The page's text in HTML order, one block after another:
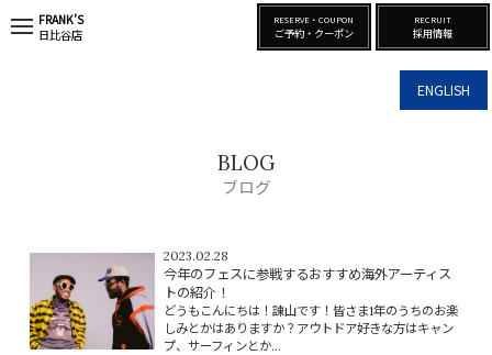
ENGLISH
FRANK’S
日比谷店
RESERVE・COUPON
ご予約・クーポン
RECRUIT
採用情報
BLOG
ブログ
2023.02.28
今年のフェスに参戦するおすすめ海外アーティス
トの紹介！
どうもこんにちは！諌山です！皆さま1年のうちのお楽
しみとかはありますか？アウトドア好きな方はキャン
プ、サーフィンとか...
t